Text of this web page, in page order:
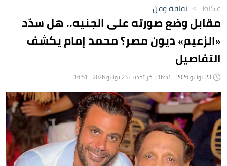
عكاظ > ثقافة وفن
مقابل وضع صورته على الجنيه.. هل سدّد
«الزعيم» ديون مصر؟ محمد إمام يكشف
التفاصيل